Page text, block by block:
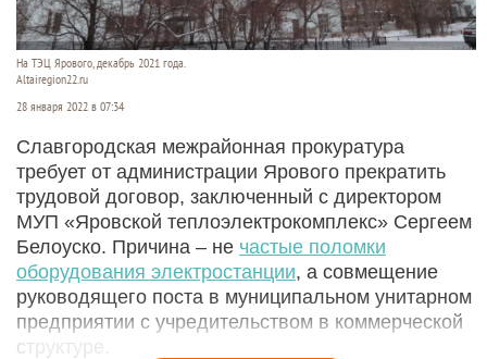
На ТЭЦ Ярового, декабрь 2021 года.
Altairegion22.ru
28 января 2022 в 07:34
Славгородская межрайонная прокуратура
требует от администрации Ярового прекратить
трудовой договор, заключенный с директором
МУП «Яровской теплоэлектрокомплекс» Сергеем
Белоуско. Причина – не частые поломки
оборудования электростанции, а совмещение
руководящего поста в муниципальном унитарном
предприятии с учредительством в коммерческой
структуре.